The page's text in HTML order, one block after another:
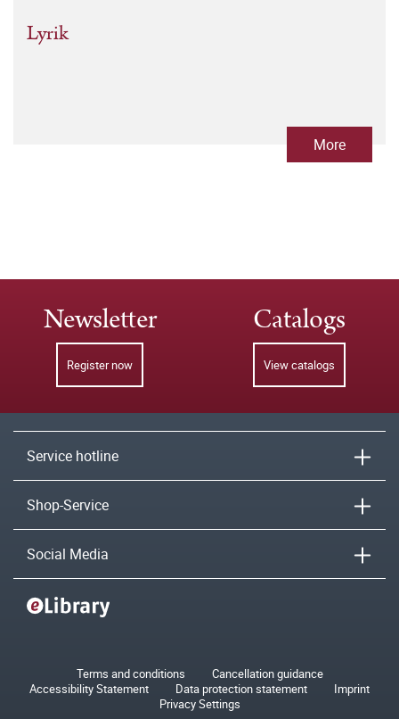
Lyrik
More
Newsletter
Register now
Catalogs
View catalogs
Service hotline
Shop-Service
Social Media
Terms and conditions
Cancellation guidance
Accessibility Statement
Data protection statement
Imprint
Privacy Settings